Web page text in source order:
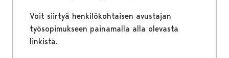
Voit siirtyä henkilökohtaisen avustajan
työsopimukseen painamalla alla olevasta
linkistä.